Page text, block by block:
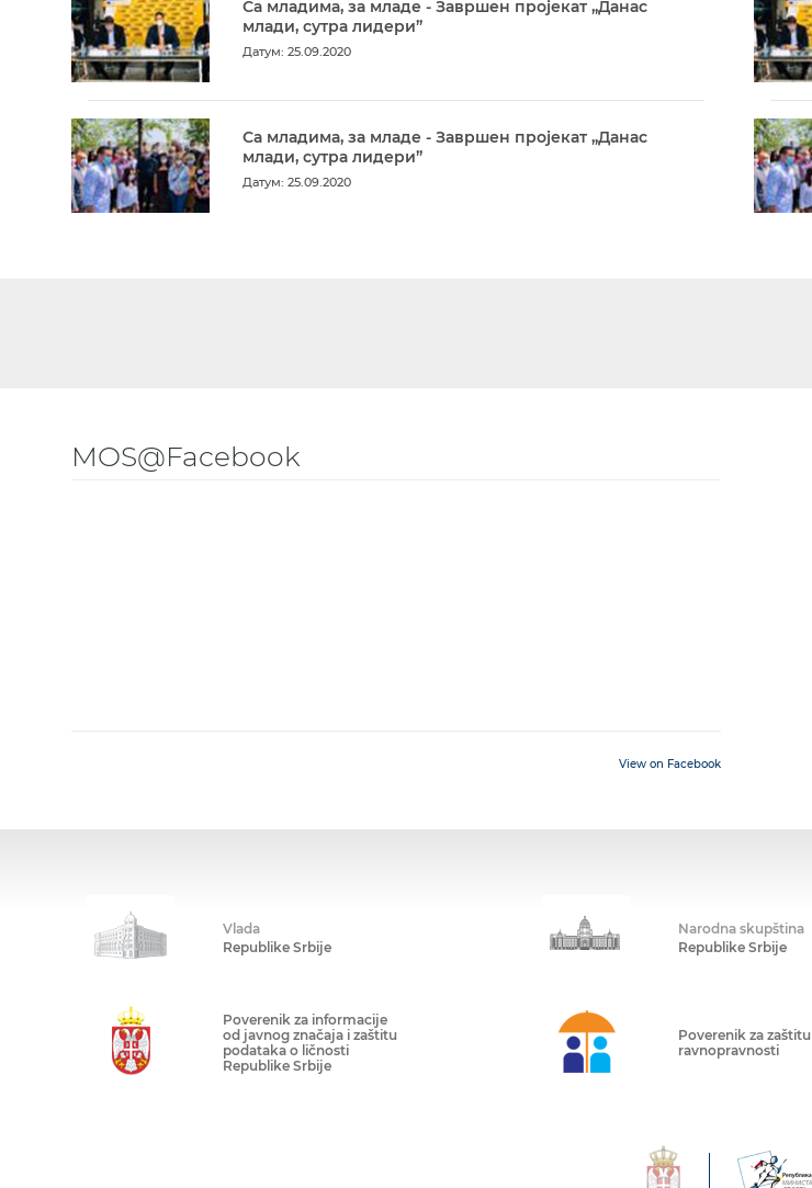
Са младима, за младе - Завршен пројекат „Данас
млади, сутра лидери”
Датум: 25.09.2020
Са младима, за младе - Завршен пројекат „Данас
млади, сутра лидери”
Датум: 25.09.2020
MOS@Facebook
View on Facebook
Vlada
Republike Srbije
Narodna skupština
Republike Srbije
Poverenik za informacije
od javnog značaja i zaštitu
podataka o ličnosti
Republike Srbije
Poverenik za zaštitu
ravnopravnosti